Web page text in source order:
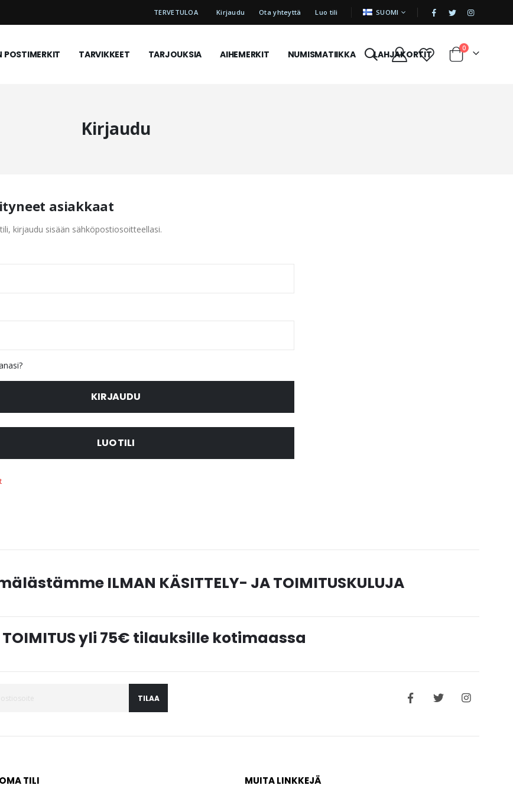
TERVETULOA Kirjaudu Ota yhteyttä Luo tili KIELI SUOMI |
POSTIMERKIT TARVIKKEET TARJOUKSIA AIHEMERKIT NUMISMATIIKKA LAHJAKORTIT Cart
0tuotetta
Kirjaudu
asiakkaat
kirjaudu sisään sähköpostiosoitteellasi.
KIRJAUDU
LUO TILI
ILMAN KÄSITTELY- JA TOIMITUSKULUJA
TOIMITUS yli 75€ tilauksille kotimaassa
TILAA
OMA TILI MUITA LINKKEJÄ